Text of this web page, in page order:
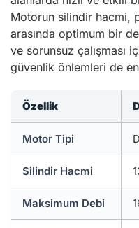
Motorun silindir hacmi,
arasında optimum bir
ve sorunsuz çalışması
güvenlik önlemleri de
Özellik
Motor Tipi
Silindir Hacmi
Maksimum Debi